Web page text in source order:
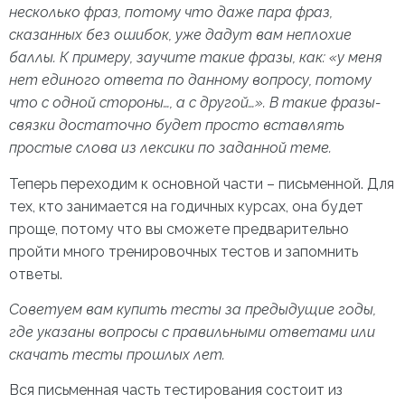
несколько фраз, потому что даже пара фраз,
сказанных без ошибок, уже дадут вам неплохие
баллы. К примеру, заучите такие фразы, как: «у меня
нет единого ответа по данному вопросу, потому
что с одной стороны…, а с другой…». В такие фразы-
связки достаточно будет просто вставлять
простые слова из лексики по заданной теме.
Теперь переходим к основной части – письменной. Для
тех, кто занимается на годичных курсах, она будет
проще, потому что вы сможете предварительно
пройти много тренировочных тестов и запомнить
ответы.
Советуем вам купить тесты за предыдущие годы,
где указаны вопросы с правильными ответами или
скачать тесты прошлых лет.
Вся письменная часть тестирования состоит из